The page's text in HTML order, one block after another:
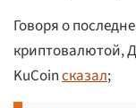
Говоря о
криптовалютой,
KuCoinсказал;